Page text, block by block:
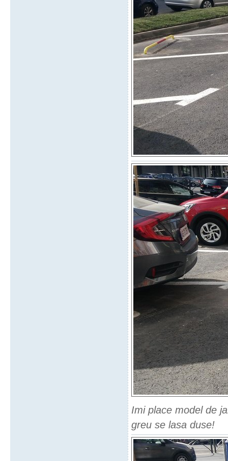
Imi place model de
greu se lasa duse!